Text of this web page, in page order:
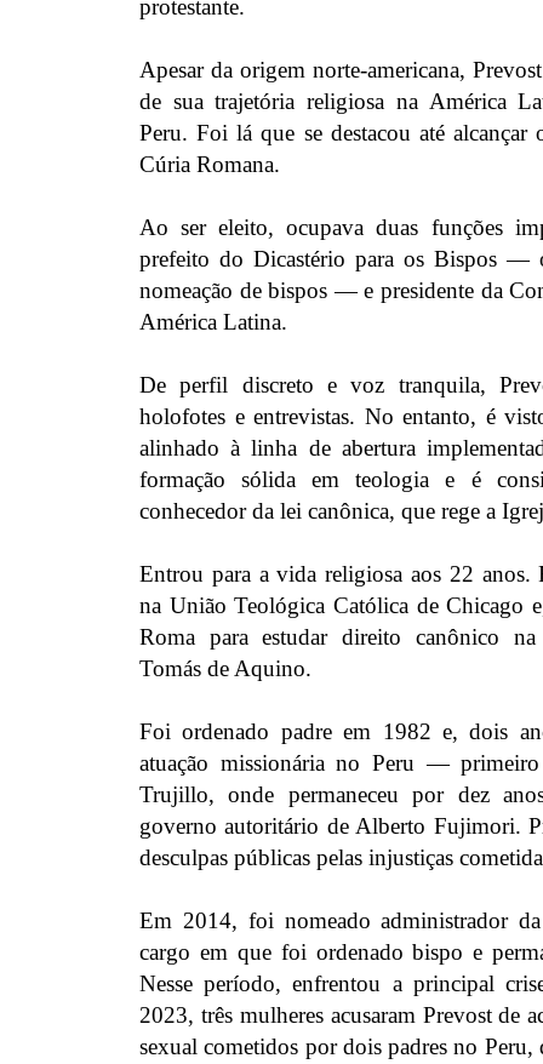
protestante.
Apesar da origem norte-americana,
de sua trajetória religiosa na América
Peru. Foi lá que se destacou até alcançar
Cúria Romana.
Ao ser eleito, ocupava duas funções
prefeito do Dicastério para os Bispos —
nomeação de bispos — e presidente da
América Latina.
De perfil discreto e voz tranquila,
holofotes e entrevistas. No entanto, é
alinhado à linha de abertura
formação sólida em teologia e é
conhecedor da lei canônica, que rege a
Entrou para a vida religiosa aos 22 anos.
na União Teológica Católica de Chicago
Roma para estudar direito canônico
Tomás de Aquino.
Foi ordenado padre em 1982 e, dois
atuação missionária no Peru —
Trujillo, onde permaneceu por dez
governo autoritário de Alberto Fujimori.
desculpas públicas pelas injustiças
Em 2014, foi nomeado administrador
cargo em que foi ordenado bispo e
Nesse período, enfrentou a principal
2023, três mulheres acusaram Prevost de
sexual cometidos por dois padres no Peru,